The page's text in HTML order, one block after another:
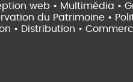
web • Multimédia •
du Patrimoine •
• Distribution •